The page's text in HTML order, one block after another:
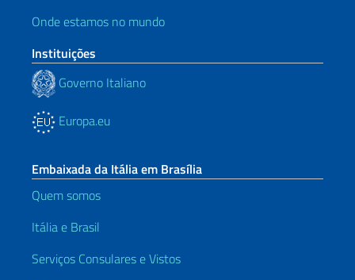
Onde estamos no mundo
Instituições
Governo Italiano
Europa.eu
Embaixada da Itália em Brasília
Quem somos
Itália e Brasil
Serviços Consulares e Vistos